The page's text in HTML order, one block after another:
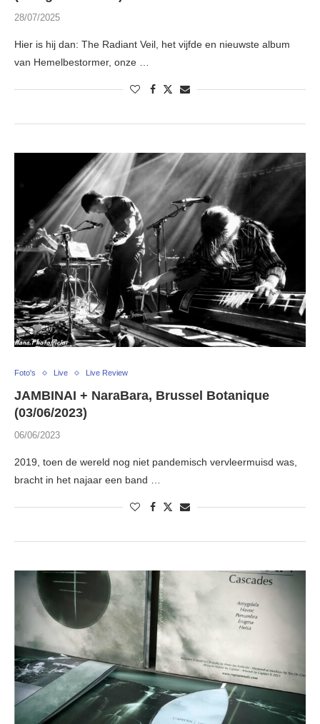
28/07/2025
Hier is hij dan: The Radiant Veil, het vijfde en nieuwste album
van Hemelbestormer, onze …
Foto's Live Live Review
JAMBINAI + NaraBara, Brussel Botanique
(03/06/2023)
06/06/2023
2019, toen de wereld nog niet pandemisch vervleermuisd was,
bracht in het najaar een band …